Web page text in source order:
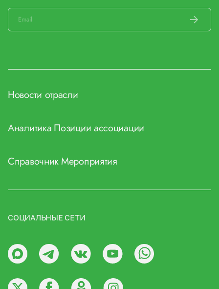
Новости отрасли
Аналитика Позиции ассоциации
СправочникМероприятия
СОЦИАЛЬНЫЕ СЕТИ